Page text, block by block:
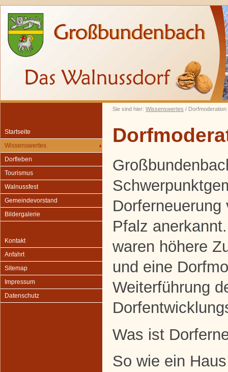
Sie sind hier: Wissenswertes / Dorfmoderation
Startseite
Wissenswertes
Dorfleben
Tourismus
Walnussfest
Gemeindevorstand
Bildergalerie
Kontakt
Anfahrt
Sitemap
Impressum
Datenschutz
Pfalz
waren höhere
und eine
Weiterführung
Was ist
So wie ein